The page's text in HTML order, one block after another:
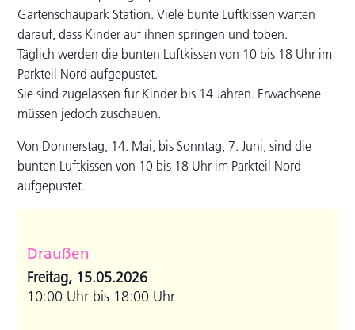
Gartenschaupark Station. Viele bunte Luftkissen warten
darauf, dass Kinder auf ihnen springen und toben.
Täglich werden die bunten Luftkissen von 10 bis 18 Uhr im
Parkteil Nord aufgepustet.
Sie sind zugelassen für Kinder bis 14 Jahren. Erwachsene
müssen jedoch zuschauen.
Von Donnerstag, 14. Mai, bis Sonntag, 7. Juni, sind die
bunten Luftkissen von 10 bis 18 Uhr im Parkteil Nord
aufgepustet.
Draußen
Freitag, 15.05.2026
10:00 Uhr bis 18:00 Uhr